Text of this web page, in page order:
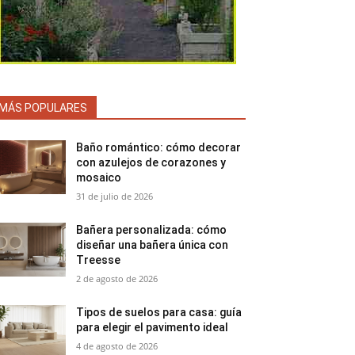
MÁS POPULARES
Baño romántico: cómo decorar
con azulejos de corazones y
mosaico
31 de julio de 2026
Bañera personalizada: cómo
diseñar una bañera única con
Treesse
2 de agosto de 2026
Tipos de suelos para casa: guía
para elegir el pavimento ideal
4 de agosto de 2026